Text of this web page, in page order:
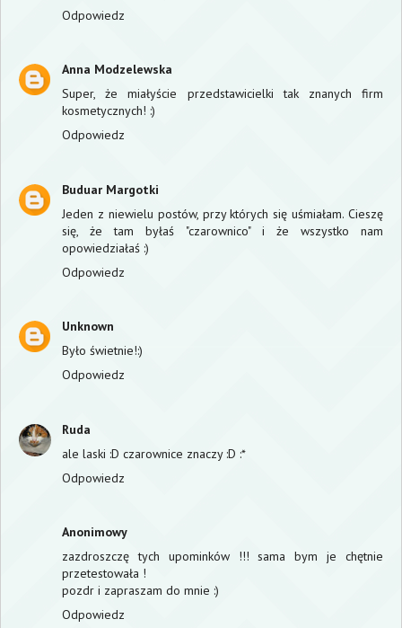
Odpowiedz
Anna Modzelewska
Super, że miałyście przedstawicielki tak znanych firm
kosmetycznych! :)
Odpowiedz
Buduar Margotki
Jeden z niewielu postów, przy których się uśmiałam. Cieszę
się, że tam byłaś "czarownico" i że wszystko nam
opowiedziałaś :)
Odpowiedz
Unknown
Było świetnie!:)
Odpowiedz
Ruda
ale laski :D czarownice znaczy :D :*
Odpowiedz
Anonimowy
zazdroszczę tych upominków !!! sama bym je chętnie
przetestowała !
pozdr i zapraszam do mnie :)
Odpowiedz